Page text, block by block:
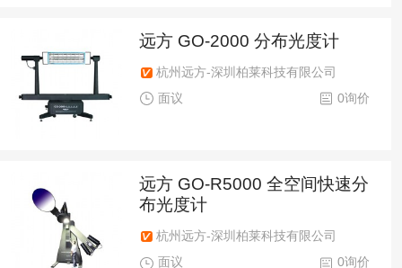
远方 GO-2000 分布光度计
杭州远方-深圳柏莱科技有限公司
0询价
面议
远方 GO-R5000 全空间快速分
布光度计
杭州远方-深圳柏莱科技有限公司
0询价
面议